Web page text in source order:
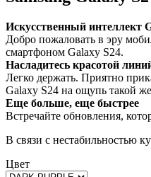
Искусственный интеллект
Добро пожаловать в эру
смартфоном Galaxy S24.
Насладитесь красотой
Легко держать. Приятно
Galaxy S24 на ощупь такой
Еще больше, еще быстрее
Встречайте обновления,
В связи с нестабильностью
Цвет